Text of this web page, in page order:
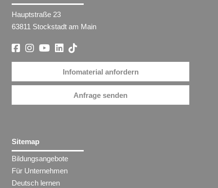
Hauptstraße 23
63811 Stockstadt am Main
Infomaterial anfordern
Anfrage senden
Sitemap
Bildungsangebote
Für Unternehmen
Deutsch lernen